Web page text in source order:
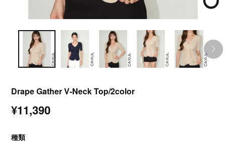
Drape Gather V-Neck Top/2color
¥11,390
種類